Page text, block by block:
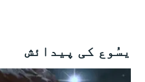
یسُوع کی پیدائش